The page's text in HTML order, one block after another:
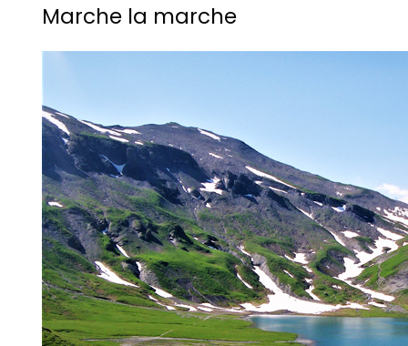
Marche la marche